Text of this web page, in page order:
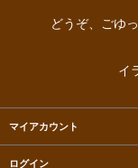
どうぞ、ごゆ
イ
マイアカウント
ログイン